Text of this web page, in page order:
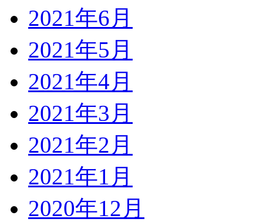
2021年6月
2021年5月
2021年4月
2021年3月
2021年2月
2021年1月
2020年12月